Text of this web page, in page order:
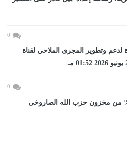
0
لدعم وتطوير المجرى الملاحي لقناة
0